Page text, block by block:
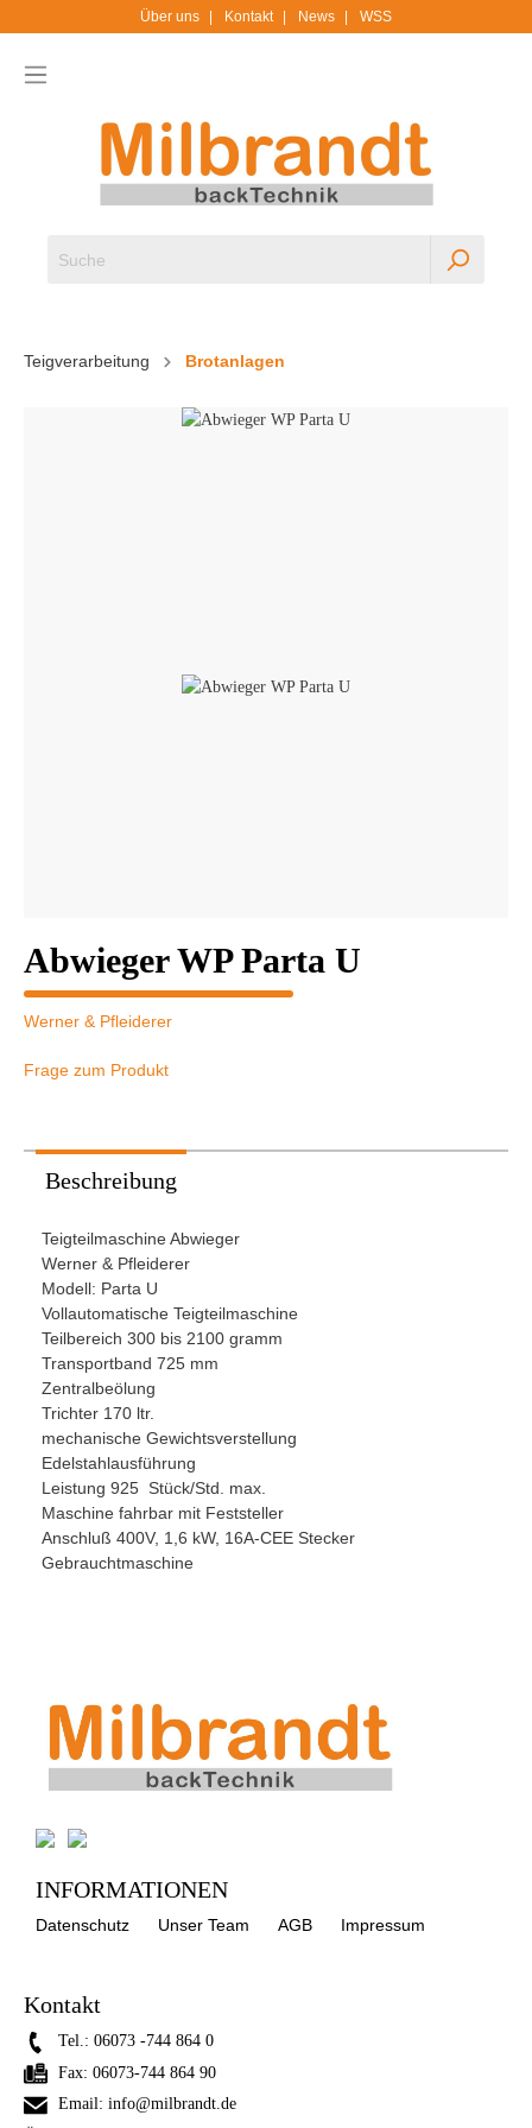
Über uns Kontakt News WSS
Teigverarbeitung Brotanlagen
Abwieger WP Parta U
Werner & Pfleiderer
Frage zum Produkt
Beschreibung
Teigteilmaschine Abwieger
Werner & Pfleiderer
Modell: Parta U
Vollautomatische Teigteilmaschine
Teilbereich 300 bis 2100 gramm
Transportband 725 mm
Zentralbeölung
Trichter 170 ltr.
mechanische Gewichtsverstellung
Edelstahlausführung
Leistung 925 Stück/Std. max.
Maschine fahrbar mit Feststeller
Anschluß 400V, 1,6 kW, 16A-CEE Stecker
Gebrauchtmaschine
INFORMATIONEN
Datenschutz Unser Team AGB Impressum
Kontakt
Tel.: 06073 -744 864 0
Fax: 06073-744 864 90
Email: info@milbrandt.de